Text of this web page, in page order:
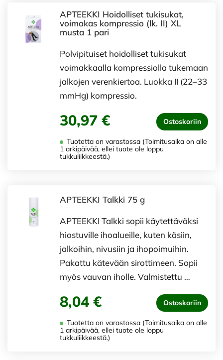
APTEEKKI Hoidolliset tukisukat,
voimakas kompressio (lk. II) XL
musta 1 pari
Polvipituiset hoidolliset tukisukat
voimakkaalla kompressiolla tukemaan
jalkojen verenkiertoa. Luokka II (22–33
mmHg) kompressio.
30,97 € Ostoskoriin
Tuotetta on varastossa (Toimitusaika on alle
1 arkipäivää, ellei tuote ole loppu
tukkuliikkeestä.)
APTEEKKI Talkki 75 g
APTEEKKI Talkki sopii käytettäväksi
hiostuville ihoalueille, kuten käsiin,
jalkoihin, nivusiin ja ihopoimuihin.
Pakattu kätevään sirottimeen. Sopii
myös vauvan iholle. Valmistettu …
8,04 € Ostoskoriin
Tuotetta on varastossa (Toimitusaika on alle
1 arkipäivää, ellei tuote ole loppu
tukkuliikkeestä.)